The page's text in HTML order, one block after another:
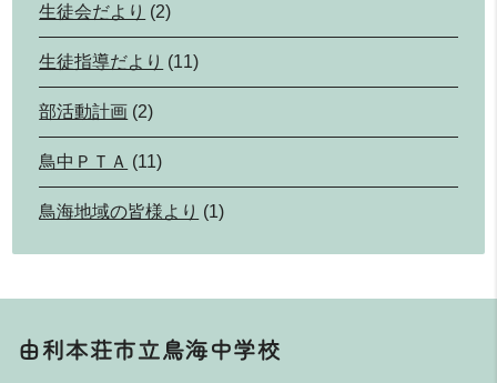
生徒会だより (2)
生徒指導だより (11)
部活動計画 (2)
鳥中ＰＴＡ (11)
鳥海地域の皆様より (1)
由利本荘市立鳥海中学校